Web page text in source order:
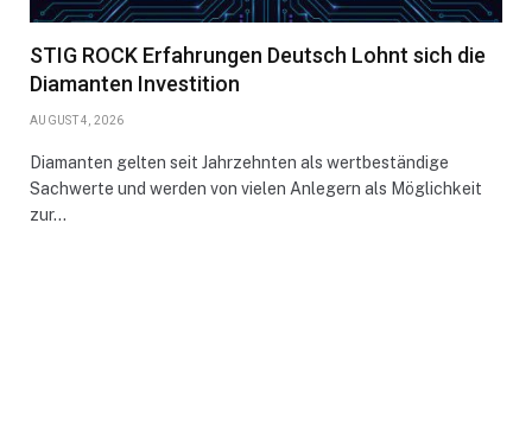
STIG ROCK Erfahrungen Deutsch Lohnt sich die
Diamanten Investition
AUGUST 4, 2026
Diamanten gelten seit Jahrzehnten als wertbeständige
Sachwerte und werden von vielen Anlegern als Möglichkeit
zur…